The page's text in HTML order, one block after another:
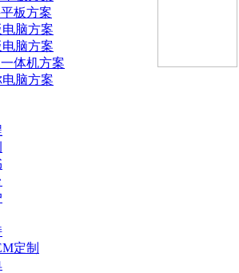
板方案
脑方案
脑方案
体机方案
脑方案
定制